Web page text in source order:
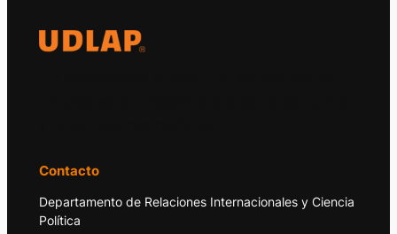
Contacto
Departamento de Relaciones Internacionales y Ciencia
Política